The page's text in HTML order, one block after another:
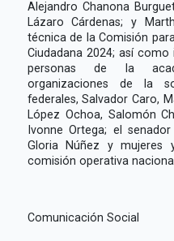
Alejandro Chanona
Lázaro Cárdenas; y
técnica de la Comisión
Ciudadana 2024; así
personas de la
organizaciones de la
federales, Salvador Caro,
López Ochoa, Salomón
Ivonne Ortega; el
Gloria Núñez y mujeres
comisión operativa
Comunicación Social